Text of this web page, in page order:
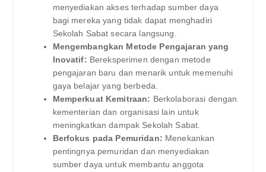
menyediakan akses terhadap sumber daya
bagi mereka yang tidak dapat menghadiri
Sekolah Sabat secara langsung.
Mengembangkan Metode Pengajaran yang
Inovatif: Bereksperimen dengan metode
pengajaran baru dan menarik untuk memenuhi
gaya belajar yang berbeda.
Memperkuat Kemitraan: Berkolaborasi dengan
kementerian dan organisasi lain untuk
meningkatkan dampak Sekolah Sabat.
Berfokus pada Pemuridan: Menekankan
pentingnya pemuridan dan menyediakan
sumber daya untuk membantu anggota